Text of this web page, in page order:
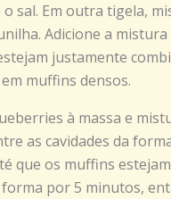
sal. Em outra tigela,
Adicione a
justamente
muffins densos.
à massa e
as cavidades da
que os muffins
por 5 minutos,